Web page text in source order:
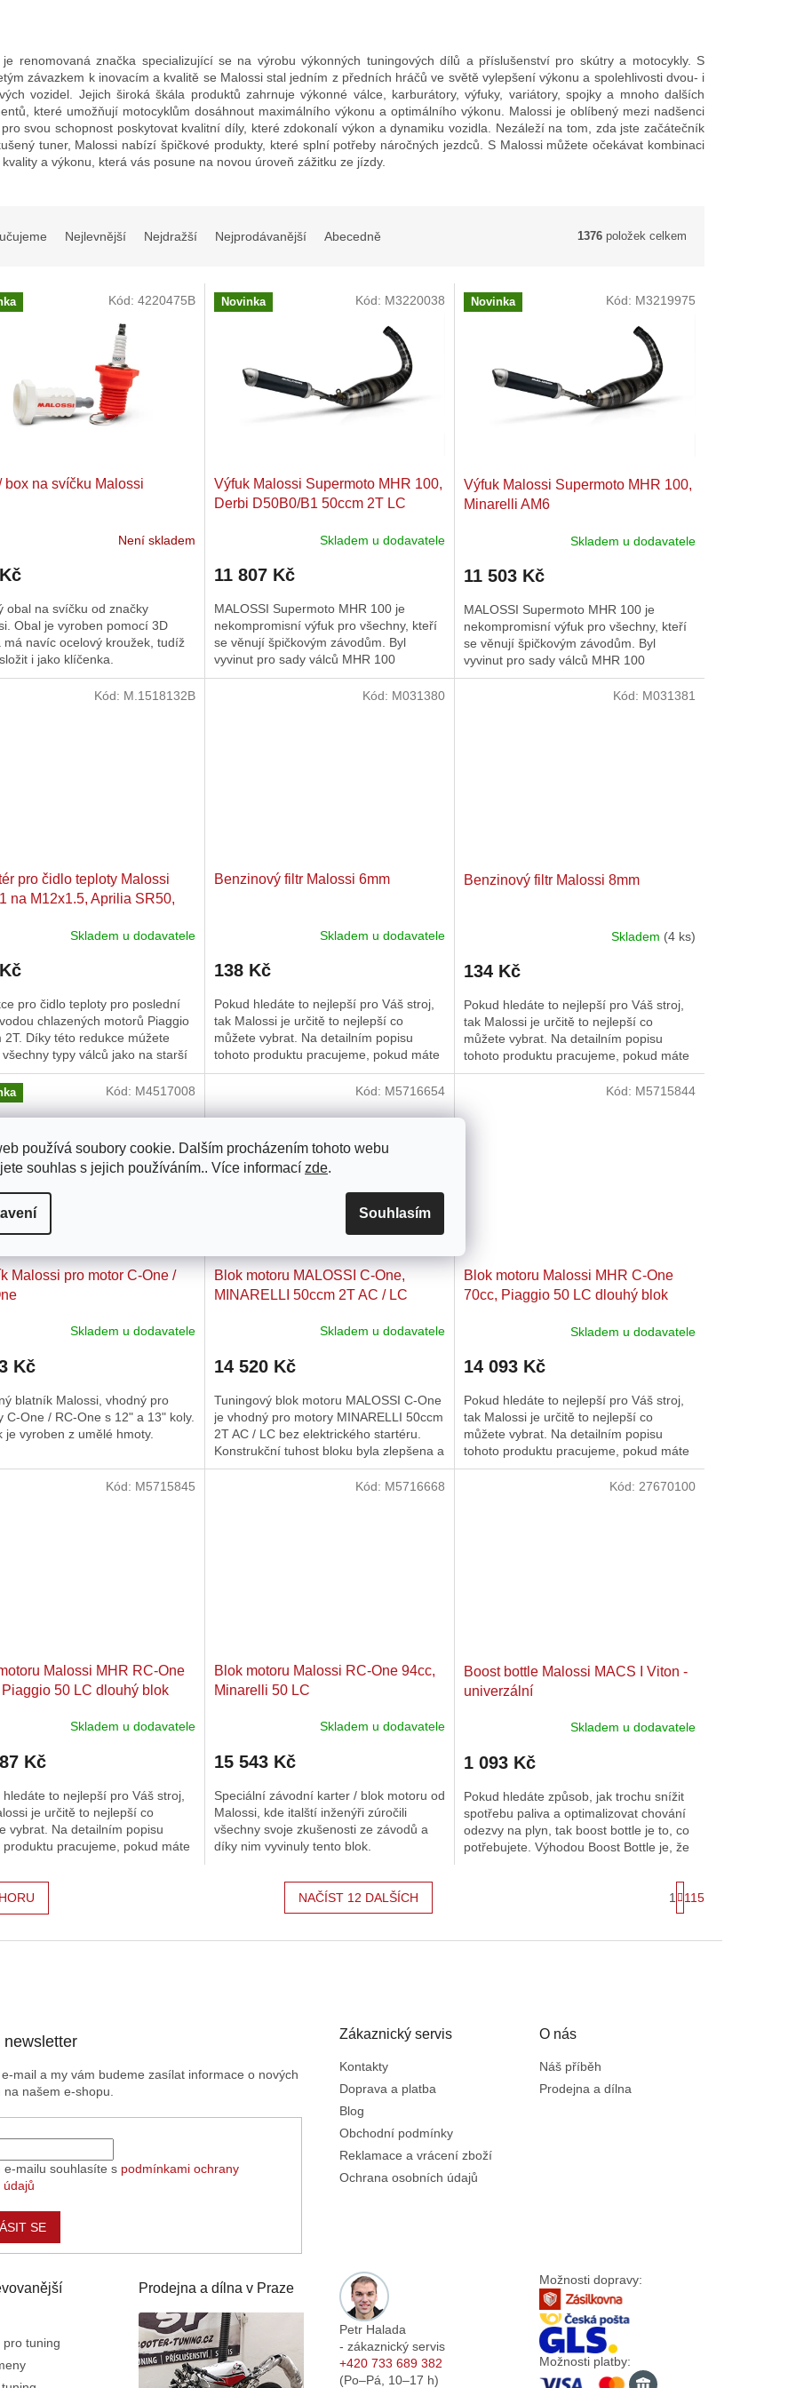
používá soubory cookie. Dalším procházením tohoto webu
souhlas s jejich používáním.. Více informací zde.
Souhlasím
je renomovaná značka specializující se na výrobu výkonných tuningových dílů a příslušenství pro skútry a motocykly. S
závazkem k inovacím a kvalitě se Malossi stal jedním z předních hráčů ve světě vylepšení výkonu a spolehlivosti dvou- i
vozidel. Jejich široká škála produktů zahrnuje výkonné válce, karburátory, výfuky, variátory, spojky a mnoho dalších
které umožňují motocyklům dosáhnout maximálního výkonu a optimálního výkonu. Malossi je oblíbený mezi nadšenci
svou schopnost poskytovat kvalitní díly, které zdokonalí výkon a dynamiku vozidla. Nezáleží na tom, zda jste začátečník
tuner, Malossi nabízí špičkové produkty, které splní potřeby náročných jezdců. S Malossi můžete očekávat kombinaci
a výkonu, která vás posune na novou úroveň zážitku ze jízdy.
Nejlevnější Nejdražší Nejprodávanější Abecedně 1376 položek celkem
box na svíčku Malossi
Není skladem
obal na svíčku od značky
Obal je vyroben pomocí 3D
má navíc ocelový kroužek, tudíž
i jako klíčenka.
Kód: 4220475B Novinka
Výfuk Malossi Supermoto MHR 100,
Derbi D50B0/​B1 50ccm 2T LC
Skladem u dodavatele
11 807 Kč
MALOSSI Supermoto MHR 100 je
nekompromisní výfuk pro všechny, kteří
se věnují špičkovým závodům. Byl
vyvinut pro sady válců MHR 100
(M3119145) a vyladěn pro motory...
Kód: M3220038 Novinka
Výfuk Malossi Supermoto MHR 100,
Minarelli AM6
Skladem u dodavatele
11 503 Kč
MALOSSI Supermoto MHR 100 je
nekompromisní výfuk pro všechny, kteří
se věnují špičkovým závodům. Byl
vyvinut pro sady válců MHR 100
(M3119078) a vyladěn pro motory...
Kód: M3219975
pro čidlo teploty Malossi
na M12x1.5, Aprilia SR50,
Skladem u dodavatele
pro čidlo teploty pro poslední
chlazených motorů Piaggio
2T. Díky této redukce múžete
typy válců jako na starší
s čidlem M10x1.
Kód: M.1518132B
Benzinový filtr Malossi 6mm
Skladem u dodavatele
138 Kč
Pokud hledáte to nejlepší pro Váš stroj,
tak Malossi je určitě to nejlepší co
můžete vybrat. Na detailním popisu
tohoto produktu pracujeme, pokud máte
dotazy tak nás neváhejte...
Kód: M031380
Benzinový filtr Malossi 8mm
Skladem (4 ks)
134 Kč
Pokud hledáte to nejlepší pro Váš stroj,
tak Malossi je určitě to nejlepší co
můžete vybrat. Na detailním popisu
tohoto produktu pracujeme, pokud máte
dotazy tak nás neváhejte...
Kód: M031381
Malossi pro motor C-One /
Skladem u dodavatele
Kč
blatník Malossi, vhodný pro
C-One / RC-One s 12" a 13" koly.
je vyroben z umělé hmoty.
Kód: M4517008
Blok motoru MALOSSI C-One,
MINARELLI 50ccm 2T AC / ​LC
Skladem u dodavatele
14 520 Kč
Tuningový blok motoru MALOSSI C-One
je vhodný pro motory MINARELLI 50ccm
2T AC / ​LC bez elektrického startéru.
Konstrukční tuhost bloku byla zlepšena a
má přepracovanou...
Kód: M5716654
Blok motoru Malossi MHR C-One
70cc, Piaggio 50 LC dlouhý blok
Skladem u dodavatele
14 093 Kč
Pokud hledáte to nejlepší pro Váš stroj,
tak Malossi je určitě to nejlepší co
můžete vybrat. Na detailním popisu
tohoto produktu pracujeme, pokud máte
dotazy tak nás neváhejte...
Kód: M5715844
Malossi MHR RC-One
50 LC dlouhý blok
Skladem u dodavatele
Kč
hledáte to nejlepší pro Váš stroj,
je určitě to nejlepší co
vybrat. Na detailním popisu
produktu pracujeme, pokud máte
Kód: M5715845
Blok motoru Malossi RC-One 94cc,
Minarelli 50 LC
Skladem u dodavatele
15 543 Kč
Speciální závodní karter / blok motoru od
Malossi, kde italští inženýři zúročili
všechny svoje zkušenosti ze závodů a
díky nim vyvinuly tento blok.
Kód: M5716668
Boost bottle Malossi MACS I Viton -
univerzální
Skladem u dodavatele
1 093 Kč
Pokud hledáte způsob, jak trochu snížit
spotřebu paliva a optimalizovat chování
odezvy na plyn, tak boost bottle je to, co
potřebujete. Výhodou Boost Bottle je, že
Kód: 27670100
NAČÍST 12 DALŠÍCH
t
1 115
mail a my vám budeme zasílat informace o nových
našem e-shopu.
e-mailu souhlasíte s podmínkami ochrany
údajů
SE
Zákaznický servis
Kontakty
Doprava a platba
Blog
Obchodní podmínky
Reklamace a vrácení zboží
Ochrana osobních údajů
O nás
Náš příběh
Prodejna a dílna
pro tuning
Prodejna a dílna v Praze
Petr Halada
- zákaznický servis
+420 733 689 382
(Po–Pá, 10–17 h)
Možnosti dopravy:
Možnosti platby: